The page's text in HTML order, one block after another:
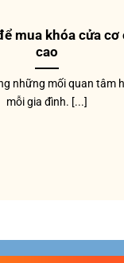
mua khóa cửa cơ
cao
những mối quan tâm
mỗi gia đình. [...]